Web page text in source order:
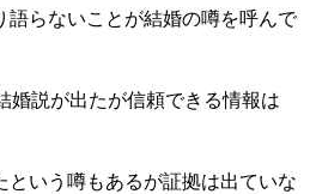
語らないことが結婚の噂を呼んで
婚説が出たが信頼できる情報は
という噂もあるが証拠は出ていな